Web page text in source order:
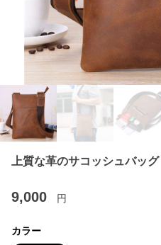
上質な革のサコッシュバッグ
9,000 円
カラー